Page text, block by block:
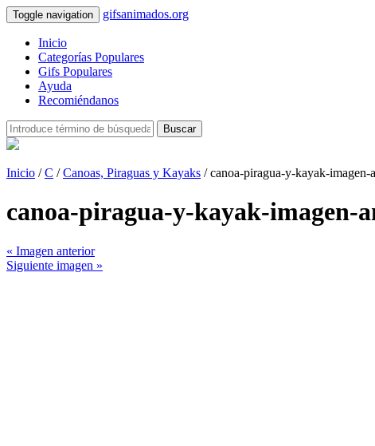
Toggle navigation gifsanimados.org
Inicio
Categorías Populares
Gifs Populares
Ayuda
Recomiéndanos
Buscar
Inicio /C /Canoas, Piraguas y Kayaks / canoa-piragua-y-kayak-imagen-
canoa-piragua-y-kayak-imagen-
« Imagen anterior
Siguiente imagen »